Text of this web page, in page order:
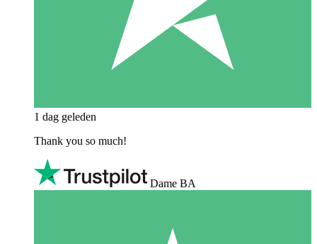
1 dag geleden
Thank you so much!
Dame BA